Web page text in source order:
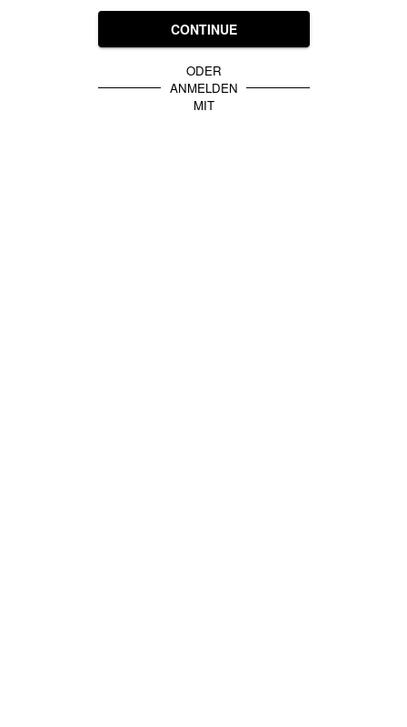
CONTINUE
ODER
ANMELDEN
MIT